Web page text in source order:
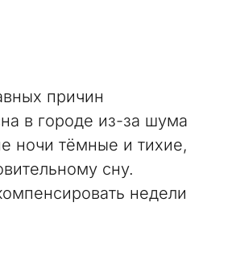
причин
в городе из-за шума
ночи тёмные и тихие,
сну.
недели